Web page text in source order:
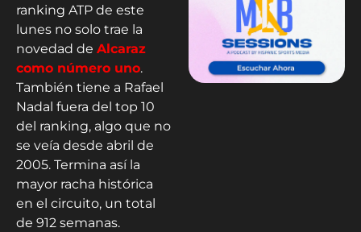
ranking ATP de este
lunes no solo trae la
novedad de Alcaraz
como número uno.
También tiene a Rafael
Nadal fuera del top 10
del ranking, algo que no
se veía desde abril de
2005. Termina así la
mayor racha histórica
en el circuito, un total
de 912 semanas.